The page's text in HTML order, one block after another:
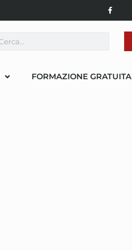
FORMAZIONE GRATUITA